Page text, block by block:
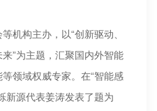
机构主办，以“创新驱动、
”为主题，汇聚国内外智能
领域权威专家。在“智能感
新源代表姜涛发表了题为